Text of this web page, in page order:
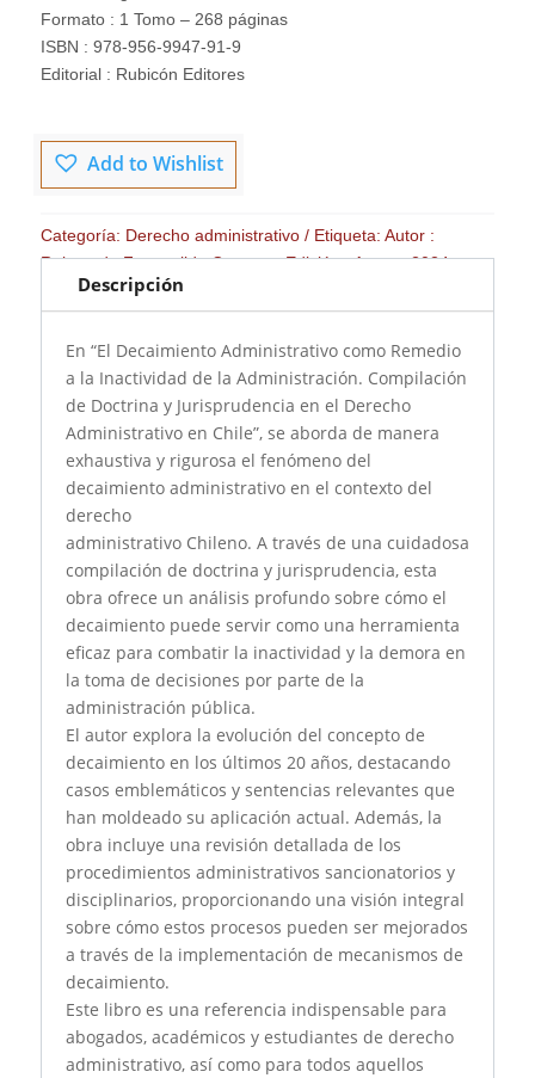
A
LA
INACTIVIDAD
ADMINISTRACIÓN
cantidad
Formato : 1 Tomo – 268 páginas
ISBN : 978-956-9947-91-9
Editorial : Rubicón Editores
Add to Wishlist
Categoría: Derecho administrativo Etiqueta: Autor :
Raimundo Fuenzalida Carrasco Edición : Agosto 2024
Formato : 1 Tomo - 268 páginas ISBN : 978-956-9947-91-9
Editorial : Rubicón Editores
Descripción
En “El Decaimiento Administrativo como Remedio
a la Inactividad de la Administración. Compilación
de Doctrina y Jurisprudencia en el Derecho
Administrativo en Chile”, se aborda de manera
exhaustiva y rigurosa el fenómeno del
decaimiento administrativo en el contexto del
derecho
administrativo Chileno. A través de una cuidadosa
compilación de doctrina y jurisprudencia, esta
obra ofrece un análisis profundo sobre cómo el
decaimiento puede servir como una herramienta
eficaz para combatir la inactividad y la demora en
la toma de decisiones por parte de la
administración pública.
El autor explora la evolución del concepto de
decaimiento en los últimos 20 años, destacando
casos emblemáticos y sentencias relevantes que
han moldeado su aplicación actual. Además, la
obra incluye una revisión detallada de los
procedimientos administrativos sancionatorios y
disciplinarios, proporcionando una visión integral
sobre cómo estos procesos pueden ser mejorados
a través de la implementación de mecanismos de
decaimiento.
Este libro es una referencia indispensable para
abogados, académicos y estudiantes de derecho
administrativo, así como para todos aquellos